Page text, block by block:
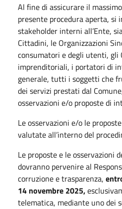
Al fine di assicurare il
presente procedura aperta, si
stakeholder interni all’Ente,
Cittadini, le Organizzazioni
consumatori e degli utenti, gli
imprenditoriali, i portatori di
generale, tutti i soggetti che
dei servizi prestati dal
osservazioni e/o proposte di
Le osservazioni e/o le
valutate all’interno del
Le proposte e le osservazioni
dovranno pervenire al
corruzione e trasparenza,
14 novembre 2025,
telematica, mediante uno dei